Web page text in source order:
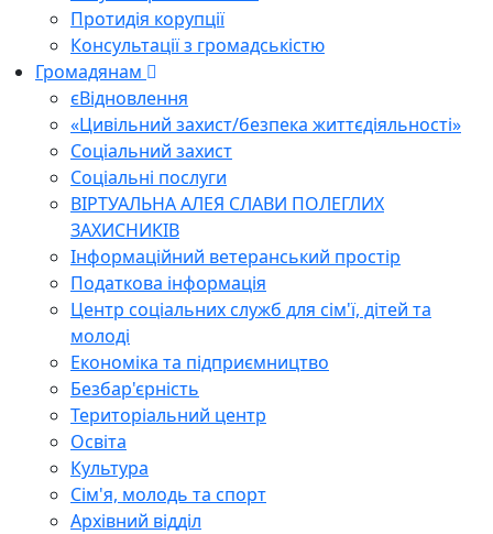
Протидія корупції
Консультації з громадськістю
Громадянам
єВідновлення
«Цивільний захист/безпека життєдіяльності»
Соціальний захист
Соціальні послуги
ВІРТУАЛЬНА АЛЕЯ СЛАВИ ПОЛЕГЛИХ
ЗАХИСНИКІВ
Інформаційний ветеранський простір
Податкова інформація
Центр соціальних служб для сім'ї, дітей та
молоді
Економіка та підприємництво
Безбар'єрність
Територіальний центр
Освіта
Культура
Сім'я, молодь та спорт
Архівний відділ